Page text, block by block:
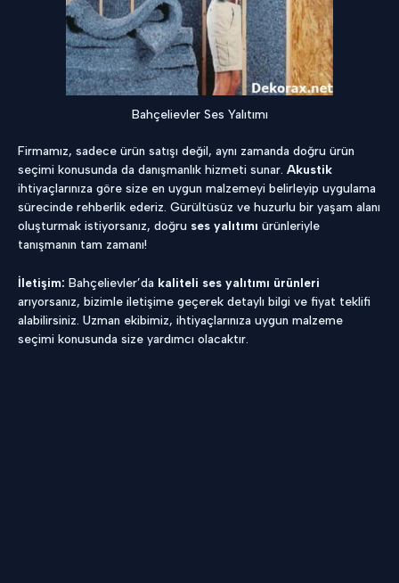
Bahçelievler Ses Yalıtımı
Firmamız, sadece ürün satışı değil, aynı zamanda doğru ürün
seçimi konusunda da danışmanlık hizmeti sunar. Akustik
ihtiyaçlarınıza göre size en uygun malzemeyi belirleyip uygulama
sürecinde rehberlik ederiz. Gürültüsüz ve huzurlu bir yaşam alanı
oluşturmak istiyorsanız, doğru ses yalıtımı ürünleriyle
tanışmanın tam zamanı!
İletişim: Bahçelievler’da kaliteli ses yalıtımı ürünleri
arıyorsanız, bizimle iletişime geçerek detaylı bilgi ve fiyat teklifi
alabilirsiniz. Uzman ekibimiz, ihtiyaçlarınıza uygun malzeme
seçimi konusunda size yardımcı olacaktır.